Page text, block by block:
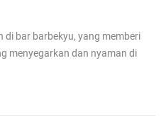
di bar barbekyu, yang memberi
menyegarkan dan nyaman di
selamat tinggal pada asap
adalah seri luar ruangan